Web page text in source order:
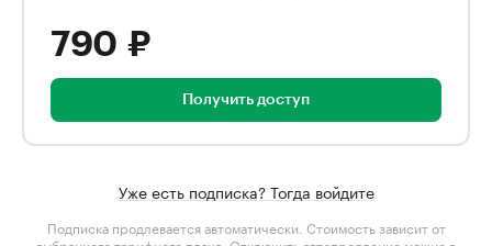
790 ₽
Получить доступ
Уже есть подписка? Тогда войдите
Подписка продлевается автоматически. Стоимость зависит от